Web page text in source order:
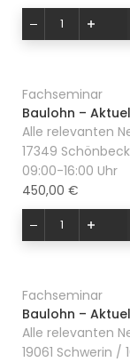
Fachseminar
Baulohn –
Alle relevanten
17349
09:00-16:00 Uhr
450,00 €
Fachseminar
Baulohn –
Alle relevanten
19061 Schwerin /